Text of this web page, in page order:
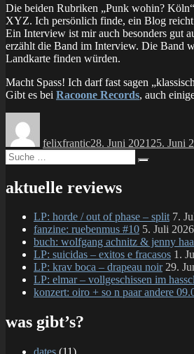
Die beiden Rubriken „Punk wohin?
XYZ. Ich persönlich finde, ein Blog
Ein Interview ist mir auch besonders gut
erzählt die Band im Interview. Die Band
Landkarte finden würden.
Macht Spass! Ich darf fast sagen
Gibt es bei Racoone Records, auch
felixfrantic28. Juni 2021 25. Juni
Suche
nach:
Suchen
aktuelle reviews
LP: horde / out of phase – split 7.
fanzine: ruebenmus #10 5. Juli 2026
buch: wolfgang achnitz & jenny
LP: suicidas – exitos e fracasos 1.
LP: krav boca – drapeau noir 29.
LP: elmar – vollgeschissen im
konzert: oiro + so n paar andere
was gibt’s?